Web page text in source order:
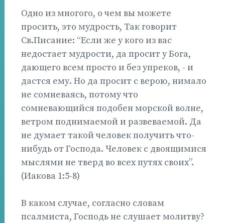
Одно из многого, о чем вы можете
просить, это мудрость, Так говорит
Св.Писание: “Если же у кого из вас
недостает мудрости, да просит у Бога,
дающего всем просто и без упреков, - и
дастся ему. Но да просит с верою, нимало
не сомневаясь, потому что
сомневающийся подобен морской волне,
ветром поднимаемой и развеваемой. Да
не думает такой человек получить что-
нибудь от Господа. Человек с двоящимися
мыслями не тверд во всех путях своих”.
(Иакова 1:5-8)
В каком случае, согласно словам
псалмиста, Господь не слушает молитву?